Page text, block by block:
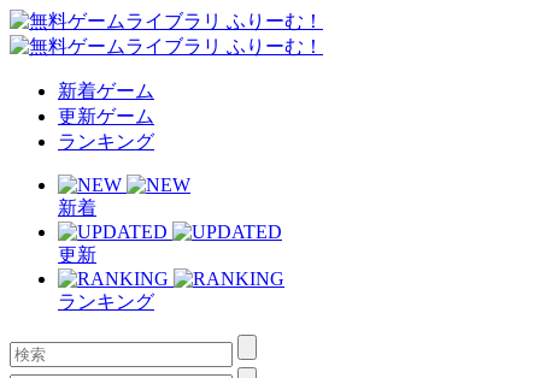
新着ゲーム
更新ゲーム
ランキング
新着
更新
ランキング